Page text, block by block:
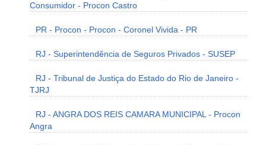
Consumidor - Procon Castro
PR - Procon - Procon - Coronel Vivida - PR
RJ - Superintendência de Seguros Privados - SUSEP
RJ - Tribunal de Justiça do Estado do Rio de Janeiro -
TJRJ
RJ - ANGRA DOS REIS CAMARA MUNICIPAL - Procon
Angra